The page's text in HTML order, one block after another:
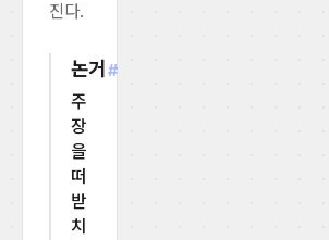
진다.
논거 #
주
장
을
떠
받
치